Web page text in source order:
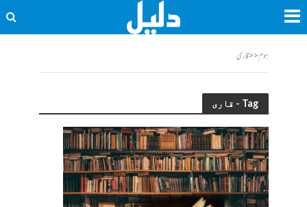
ہوم<<قاری
Tag - قاری